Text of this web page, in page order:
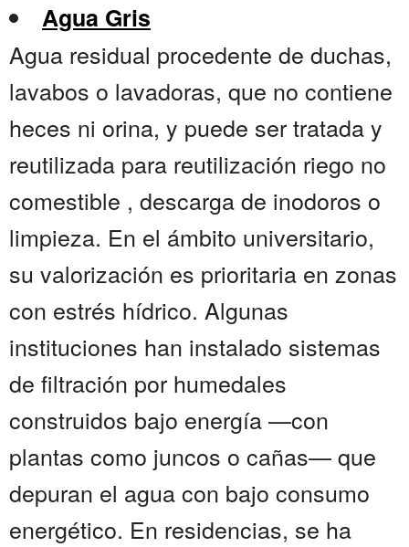
Agua Gris
Agua residual procedente de duchas,
lavabos o lavadoras, que no contiene
heces ni orina, y puede ser tratada y
reutilizada para reutilización riego no
comestible , descarga de inodoros o
limpieza. En el ámbito universitario,
su valorización es prioritaria en zonas
con estrés hídrico. Algunas
instituciones han instalado sistemas
de filtración por humedales
construidos bajo energía —con
plantas como juncos o cañas— que
depuran el agua con bajo consumo
energético. En residencias, se ha